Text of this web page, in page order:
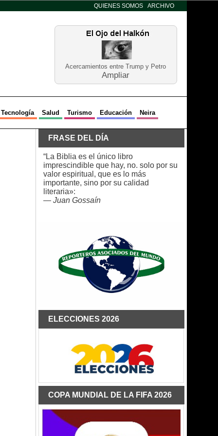
QUIENES SOMOS ARCHIVO
Acercamientos entre Trump y Petro
Ampliar
Tecnología Salud Turismo Educación Neira
FRASE DEL DÍA
“La Biblia es el único libro
imprescindible que hay, no. solo por su
valor espiritual, que es lo más
importante, sino por su calidad
literaria»:
— Juan Gossaín
ELECCIONES 2026
COPA MUNDIAL DE LA FIFA 2026